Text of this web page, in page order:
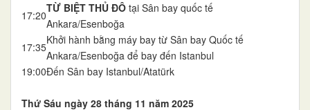
17:20
TỪ BIỆT THỦ ĐÔ tại Sân bay quốc tế
Ankara/Esenboğa
17:35
Khởi hành bằng máy bay từ Sân bay Quốc tế
Ankara/Esenboğa để bay đến Istanbul
19:00Đến Sân bay Istanbul/Atatürk
Thứ Sáu ngày 28 tháng 11 năm 2025